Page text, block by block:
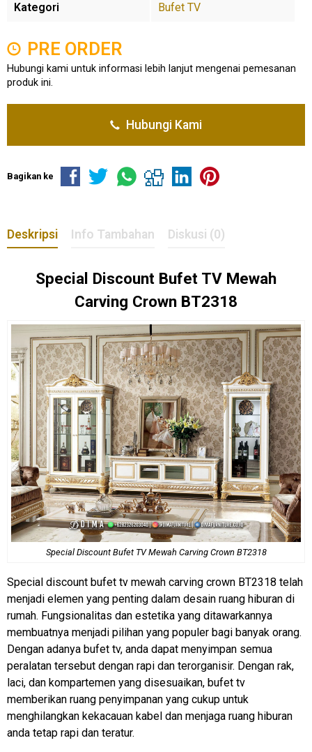
Kategori Bufet TV
PRE ORDER
Hubungi kami untuk informasi lebih lanjut mengenai pemesanan
produk ini.
Hubungi Kami
Bagikan ke
Deskripsi Info Tambahan Diskusi (0)
Special Discount Bufet TV Mewah
Carving Crown BT2318
Special Discount Bufet TV Mewah Carving Crown BT2318
Special discount bufet tv mewah carving crown BT2318 telah
menjadi elemen yang penting dalam desain ruang hiburan di
rumah. Fungsionalitas dan estetika yang ditawarkannya
membuatnya menjadi pilihan yang populer bagi banyak orang.
Dengan adanya bufet tv, anda dapat menyimpan semua
peralatan tersebut dengan rapi dan terorganisir. Dengan rak,
laci, dan kompartemen yang disesuaikan, bufet tv
memberikan ruang penyimpanan yang cukup untuk
menghilangkan kekacauan kabel dan menjaga ruang hiburan
anda tetap rapi dan teratur.